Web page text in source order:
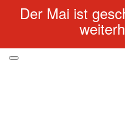
Der Mai ist